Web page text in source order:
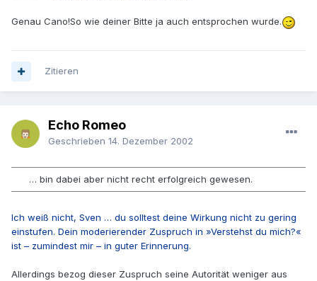
Genau Cano!So wie deiner Bitte ja auch entsprochen wurde.
Zitieren
Echo Romeo
Geschrieben 14. Dezember 2002
… bin dabei aber nicht recht erfolgreich gewesen.
Ich weiß nicht, Sven … du solltest deine Wirkung nicht zu gering
einstufen. Dein moderierender Zuspruch in »Verstehst du mich?«
ist – zumindest mir – in guter Erinnerung.
Allerdings bezog dieser Zuspruch seine Autorität weniger aus